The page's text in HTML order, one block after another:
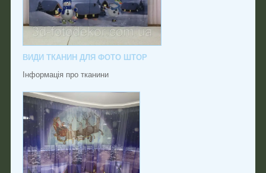
ВИДИ ТКАНИН ДЛЯ ФОТО ШТОР
Інформація про тканини